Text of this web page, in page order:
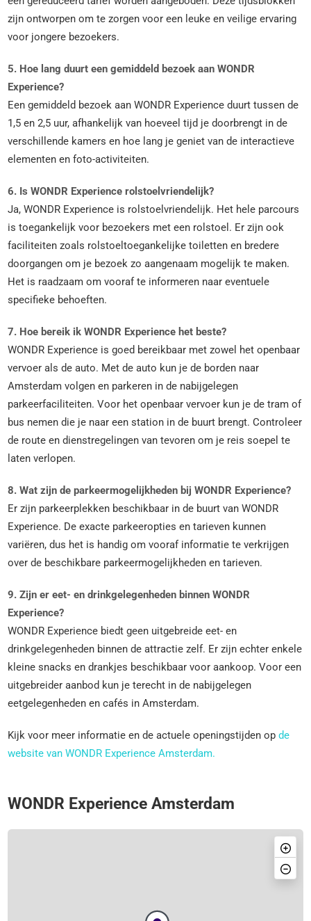
zijn ontworpen om te zorgen voor een leuke en veilige ervaring
voor jongere bezoekers.
5. Hoe lang duurt een gemiddeld bezoek aan WONDR
Experience?
Een gemiddeld bezoek aan WONDR Experience duurt tussen de
1,5 en 2,5 uur, afhankelijk van hoeveel tijd je doorbrengt in de
verschillende kamers en hoe lang je geniet van de interactieve
elementen en foto-activiteiten.
6. Is WONDR Experience rolstoelvriendelijk?
Ja, WONDR Experience is rolstoelvriendelijk. Het hele parcours
is toegankelijk voor bezoekers met een rolstoel. Er zijn ook
faciliteiten zoals rolstoeltoegankelijke toiletten en bredere
doorgangen om je bezoek zo aangenaam mogelijk te maken.
Het is raadzaam om vooraf te informeren naar eventuele
specifieke behoeften.
7. Hoe bereik ik WONDR Experience het beste?
WONDR Experience is goed bereikbaar met zowel het openbaar
vervoer als de auto. Met de auto kun je de borden naar
Amsterdam volgen en parkeren in de nabijgelegen
parkeerfaciliteiten. Voor het openbaar vervoer kun je de tram of
bus nemen die je naar een station in de buurt brengt. Controleer
de route en dienstregelingen van tevoren om je reis soepel te
laten verlopen.
8. Wat zijn de parkeermogelijkheden bij WONDR Experience?
Er zijn parkeerplekken beschikbaar in de buurt van WONDR
Experience. De exacte parkeeropties en tarieven kunnen
variëren, dus het is handig om vooraf informatie te verkrijgen
over de beschikbare parkeermogelijkheden en tarieven.
9. Zijn er eet- en drinkgelegenheden binnen WONDR
Experience?
WONDR Experience biedt geen uitgebreide eet- en
drinkgelegenheden binnen de attractie zelf. Er zijn echter enkele
kleine snacks en drankjes beschikbaar voor aankoop. Voor een
uitgebreider aanbod kun je terecht in de nabijgelegen
eetgelegenheden en cafés in Amsterdam.
Kijk voor meer informatie en de actuele openingstijden opde
website van WONDR Experience Amsterdam.
WONDR Experience Amsterdam